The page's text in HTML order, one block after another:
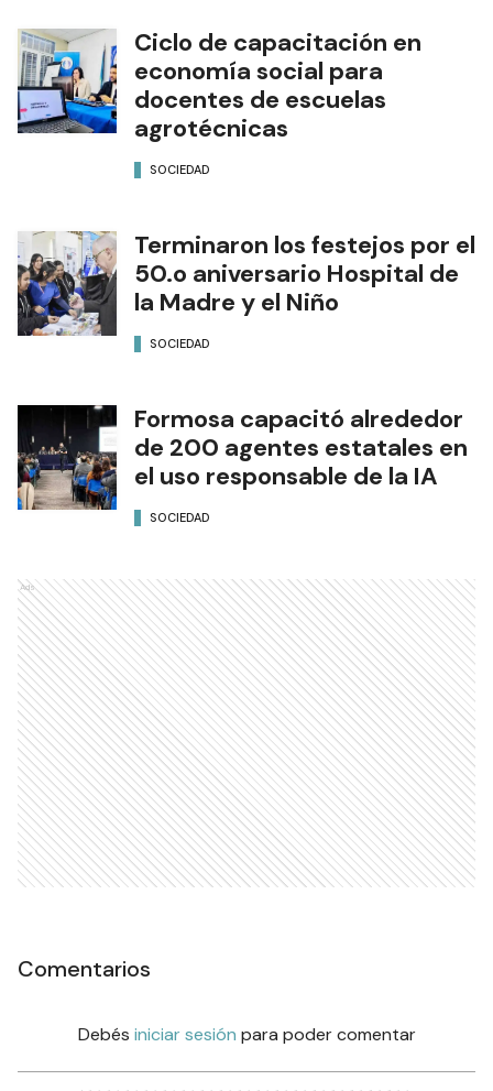
Ciclo de capacitación en
economía social para
docentes de escuelas
agrotécnicas
SOCIEDAD
Terminaron los festejos por el
50.o aniversario Hospital de
la Madre y el Niño
SOCIEDAD
Formosa capacitó alrededor
de 200 agentes estatales en
el uso responsable de la IA
SOCIEDAD
Ads
Comentarios
Debés iniciar sesión para poder comentar